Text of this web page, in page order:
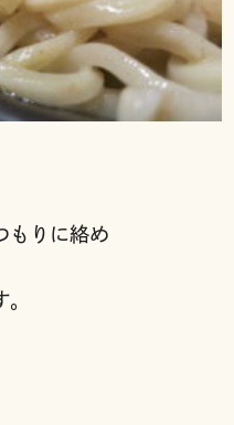
もりに絡め